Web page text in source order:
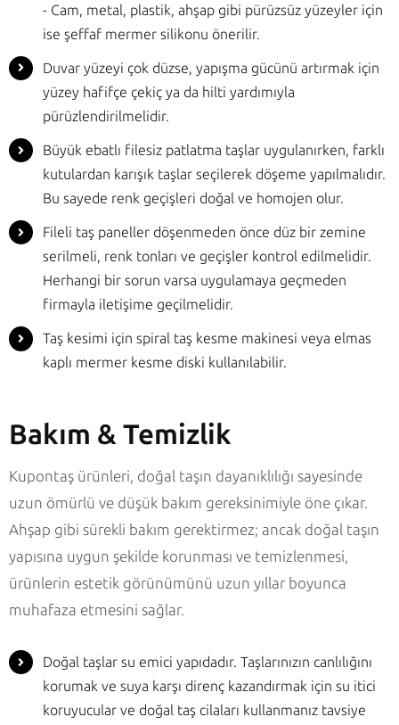
- Cam, metal, plastik, ahşap gibi pürüzsüz yüzeyler için
ise şeffaf mermer silikonu önerilir.
Duvar yüzeyi çok düzse, yapışma gücünü artırmak için
yüzey hafifçe çekiç ya da hilti yardımıyla
pürüzlendirilmelidir.
Büyük ebatlı filesiz patlatma taşlar uygulanırken, farklı
kutulardan karışık taşlar seçilerek döşeme yapılmalıdır.
Bu sayede renk geçişleri doğal ve homojen olur.
Fileli taş paneller döşenmeden önce düz bir zemine
serilmeli, renk tonları ve geçişler kontrol edilmelidir.
Herhangi bir sorun varsa uygulamaya geçmeden
firmayla iletişime geçilmelidir.
Taş kesimi için spiral taş kesme makinesi veya elmas
kaplı mermer kesme diski kullanılabilir.
Bakım & Temizlik
Kupontaş ürünleri, doğal taşın dayanıklılığı sayesinde
uzun ömürlü ve düşük bakım gereksinimiyle öne çıkar.
Ahşap gibi sürekli bakım gerektirmez; ancak doğal taşın
yapısına uygun şekilde korunması ve temizlenmesi,
ürünlerin estetik görünümünü uzun yıllar boyunca
muhafaza etmesini sağlar.
Doğal taşlar su emici yapıdadır. Taşlarınızın canlılığını
korumak ve suya karşı direnç kazandırmak için su itici
koruyucular ve doğal taş cilaları kullanmanız tavsiye